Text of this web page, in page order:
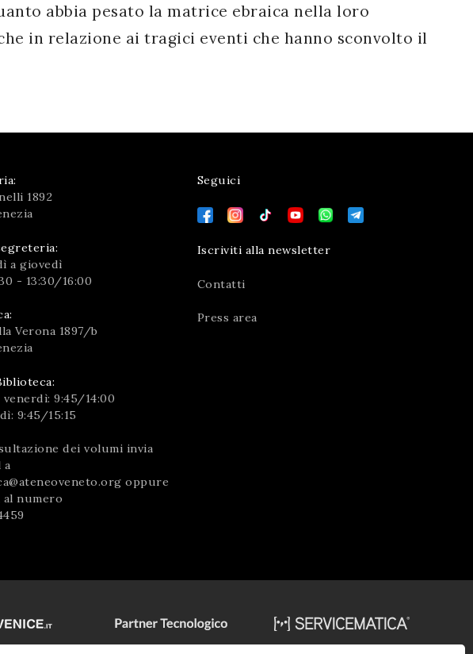
abbia pesato la matrice ebraica nella loro
in relazione ai tragici eventi che hanno sconvolto il
1892
a giovedì
- 13:30/16:00
Verona 1897/b
9:45/14:00
9:45/15:15
dei volumi invia
a
oppure
numero
Seguici
Iscriviti alla newsletter
Contatti
Press area